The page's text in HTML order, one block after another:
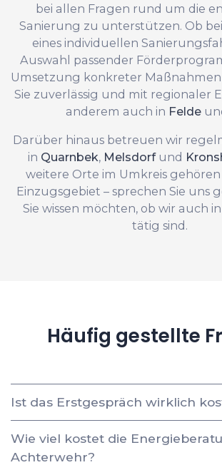
bei allen Fragen rund um die
Sanierung zu unterstützen. Ob
eines individuellen
Auswahl passender
Umsetzung konkreter
Sie zuverlässig und mit regionaler
anderem auch in Felde
Darüber hinaus betreuen wir
in Quarnbek, Melsdorfund
weitere Orte im Umkreis
Einzugsgebiet – sprechen Sie uns
Sie wissen möchten, ob wir auch
tätig sind.
Häufig gestellte
Ist das Erstgespräch wirklich
Wie viel kostet die
Achterwehr?